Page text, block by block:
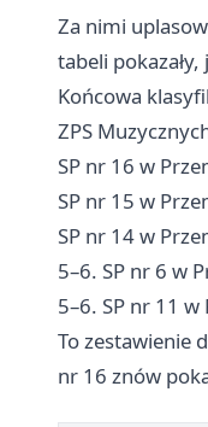
Za nimi
tabeli
Końcowa
ZPS
SP nr 16 w
SP nr 15 w
SP nr 14 w
5–6. SP nr 6 w
5–6. SP nr 11
To zestawienie
nr 16 znów